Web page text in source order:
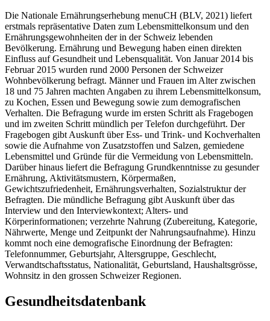
Die Nationale Ernährungserhebung menuCH (BLV, 2021) liefert
erstmals repräsentative Daten zum Lebensmittelkonsum und den
Ernährungsgewohnheiten der in der Schweiz lebenden
Bevölkerung. Ernährung und Bewegung haben einen direkten
Einfluss auf Gesundheit und Lebensqualität. Von Januar 2014 bis
Februar 2015 wurden rund 2000 Personen der Schweizer
Wohnbevölkerung befragt. Männer und Frauen im Alter zwischen
18 und 75 Jahren machten Angaben zu ihrem Lebensmittelkonsum,
zu Kochen, Essen und Bewegung sowie zum demografischen
Verhalten. Die Befragung wurde im ersten Schritt als Fragebogen
und im zweiten Schritt mündlich per Telefon durchgeführt. Der
Fragebogen gibt Auskunft über Ess- und Trink- und Kochverhalten
sowie die Aufnahme von Zusatzstoffen und Salzen, gemiedene
Lebensmittel und Gründe für die Vermeidung von Lebensmitteln.
Darüber hinaus liefert die Befragung Grundkenntnisse zu gesunder
Ernährung, Aktivitätsmustern, Körpermaßen,
Gewichtszufriedenheit, Ernährungsverhalten, Sozialstruktur der
Befragten. Die mündliche Befragung gibt Auskunft über das
Interview und den Interviewkontext; Alters- und
Körperinformationen; verzehrte Nahrung (Zubereitung, Kategorie,
Nährwerte, Menge und Zeitpunkt der Nahrungsaufnahme). Hinzu
kommt noch eine demografische Einordnung der Befragten:
Telefonnummer, Geburtsjahr, Altersgruppe, Geschlecht,
Verwandtschaftsstatus, Nationalität, Geburtsland, Haushaltsgrösse,
Wohnsitz in den grossen Schweizer Regionen.
Gesundheitsdatenbank